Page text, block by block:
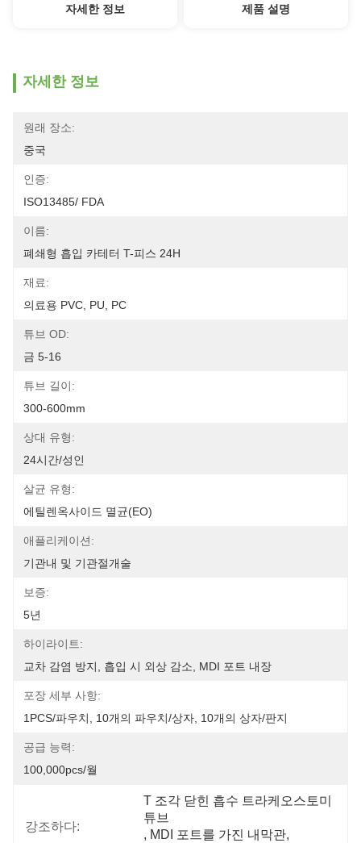
자세한 정보 제품 설명
자세한 정보
원래 장소:
중국
인증:
ISO13485/ FDA
이름:
폐쇄형 흡입 카테터 T-피스 24H
재료:
의료용 PVC, PU, ​​PC
튜브 OD:
금 5-16
튜브 길이:
300-600mm
상대 유형:
24시간/성인
살균 유형:
에틸렌옥사이드 멸균(EO)
애플리케이션:
기관내 및 기관절개술
보증:
5년
하이라이트:
교차 감염 방지, 흡입 시 외상 감소, MDI 포트 내장
포장 세부 사항:
1PCS/파우치, 10개의 파우치/상자, 10개의 상자/판지
공급 능력:
100,000pcs/월
강조하다:
T 조각 닫힌 흡수 트라케오스토미
튜브
, MDI 포트를 가진 내막관,